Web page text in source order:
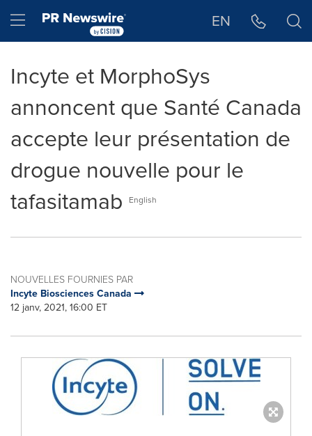
Hamburger menu EN
Incyte et MorphoSys
annoncent que Santé Canada
accepte leur présentation de
drogue nouvelle pour le
tafasitamab
English
NOUVELLES FOURNIES PAR
Incyte Biosciences Canada
12 janv, 2021, 16:00 ET